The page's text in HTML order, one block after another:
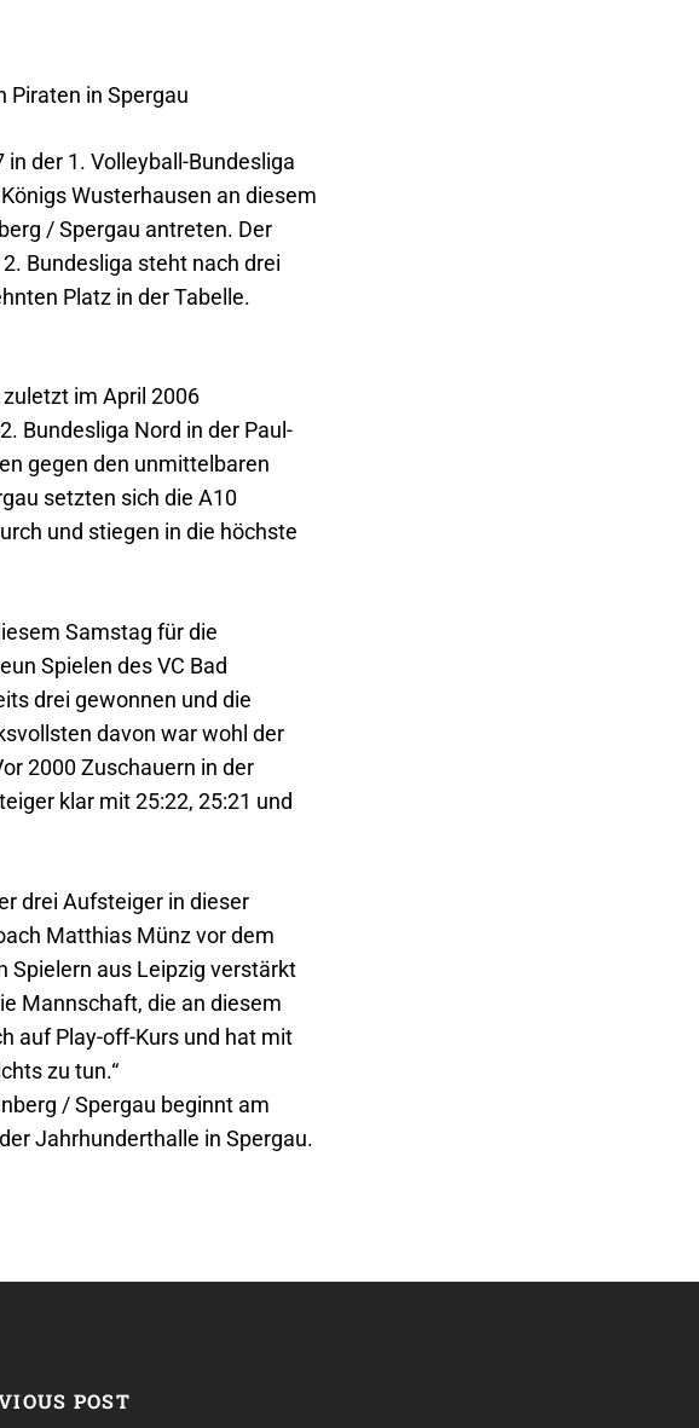
Piraten in Spergau
der 1. Volleyball-Bundesliga
Wusterhausen an diesem
/ Spergau antreten. Der
Bundesliga steht nach drei
Platz in der Tabelle.
im April 2006
Bundesliga Nord in der Paul-
gegen den unmittelbaren
setzten sich die A10
und stiegen in die höchste
Samstag für die
Spielen des VC Bad
drei gewonnen und die
davon war wohl der
2000 Zuschauern in der
klar mit 25:22, 25:21 und
drei Aufsteiger in dieser
Matthias Münz vor dem
Spielern aus Leipzig verstärkt
Mannschaft, die an diesem
auf Play-off-Kurs und hat mit
zu tun.“
/ Spergau beginnt am
Jahrhunderthalle in Spergau.
POST